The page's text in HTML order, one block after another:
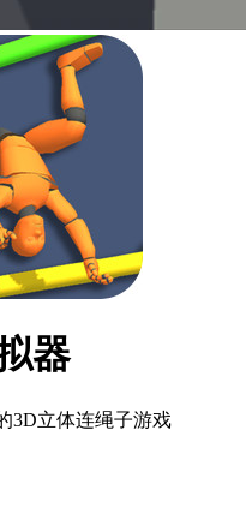
器
3D立体连绳子游戏